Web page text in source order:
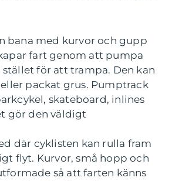
bana med kurvor och gupp
fart genom att pumpa
för att trampa. Den kan
packat grus. Pumptrack
skateboard, inlines
gör den väldigt
där cyklisten kan rulla fram
flyt. Kurvor, små hopp och
så att farten känns